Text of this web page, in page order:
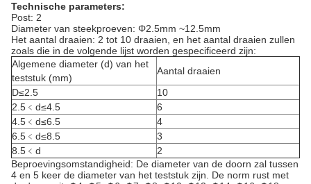
Technische parameters:
Post: 2
Diameter van steekproeven: Φ2.5mm ~12.5mm
Het aantal draaien: 2 tot 10 draaien, en het aantal draaien zullen
zoals die in de volgende lijst worden gespecificeerd zijn:
Algemene diameter (d) van het
teststuk (mm)
Aantal draaien
D≤2.5
10
2.5﹤d≤4.5
6
4.5﹤d≤6.5
4
6.5﹤d≤8.5
3
8.5﹤d
2
Beproevingsomstandigheid: De diameter van de doorn zal tussen
4 en 5 keer de diameter van het teststuk zijn. De norm rust met